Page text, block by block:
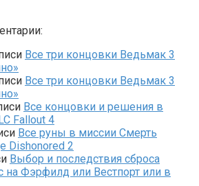
Все три концовки Ведьмак 3
Все три концовки Ведьмак 3
Все концовки и решения в
Fallout 4
Все руны в миссии Смерть
Dishonored 2
Выбор и последствия сброса
на Фэрфилд или Вестпорт или в